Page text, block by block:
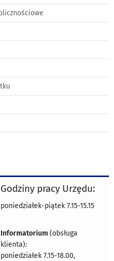
Godziny pracy Urzędu:
poniedziałek-piątek 7.15-15.15
Informatorium (obsługa
klienta):
poniedziałek 7.15-18.00,